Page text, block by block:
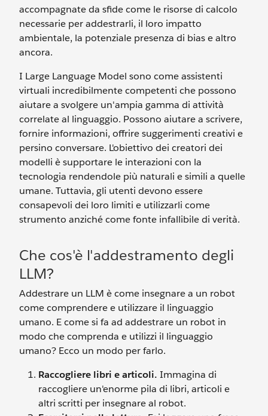
accompagnate da sfide come le risorse di calcolo
necessarie per addestrarli, il loro impatto
ambientale, la potenziale presenza di bias e altro
ancora.
I Large Language Model sono come assistenti
virtuali incredibilmente competenti che possono
aiutare a svolgere un'ampia gamma di attività
correlate al linguaggio. Possono aiutare a scrivere,
fornire informazioni, offrire suggerimenti creativi e
persino conversare. L'obiettivo dei creatori dei
modelli è supportare le interazioni con la
tecnologia rendendole più naturali e simili a quelle
umane. Tuttavia, gli utenti devono essere
consapevoli dei loro limiti e utilizzarli come
strumento anziché come fonte infallibile di verità.
Che cos'è l'addestramento degli
LLM?
Addestrare un LLM è come insegnare a un robot
come comprendere e utilizzare il linguaggio
umano. E come si fa ad addestrare un robot in
modo che comprenda e utilizzi il linguaggio
umano? Ecco un modo per farlo.
Raccogliere libri e articoli. Immagina di
raccogliere un'enorme pila di libri, articoli e
altri scritti per insegnare al robot.